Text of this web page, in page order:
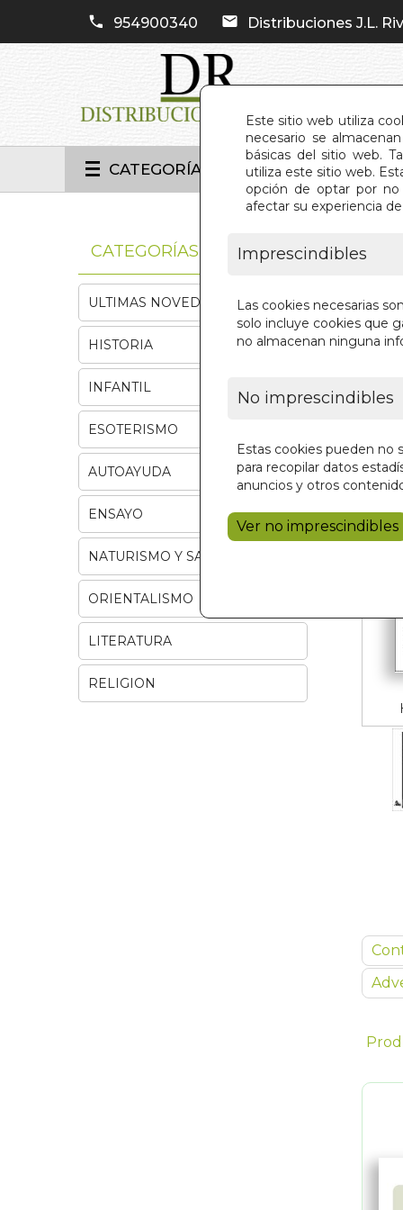
Este sitio web utiliza
necesario se
básicas del sitio web.
utiliza este sitio web.
opción de optar por no
afectar su experiencia
Imprescindibles
Las cookies necesarias
solo incluye cookies que
no almacenan ninguna
No imprescindibles
Estas cookies pueden no
para recopilar datos
anuncios y otros
Ver no imprescindibles
954900340 Distribuciones J.L.
CATEGORÍAS
CATEGORÍAS
ULTIMAS NOVEDADES
HISTORIA
INFANTIL
ESOTERISMO
AUTOAYUDA
ENSAYO
NATURISMO Y SALUD
ORIENTALISMO
LITERATURA
RELIGION